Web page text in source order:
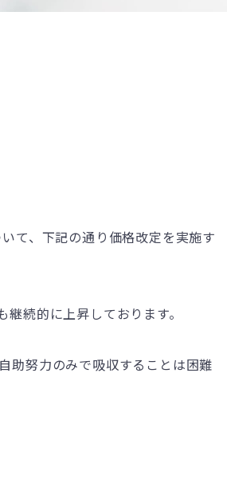
て、下記の通り価格改定を実施す
続的に上昇しております。
助努力のみで吸収することは困難